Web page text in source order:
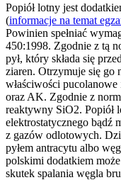
Popiół lotny jest
(informacje na temat
Powinien spełniać
450:1998. Zgodnie z tą
pył, który składa się
ziaren. Otrzymuje się go
właściwości
oraz AK. Zgodnie z
reaktywny SiO2. Popiół
elektrostatycznego bądź
z gazów odlotowych.
pyłem antracytu albo
polskimi dodatkiem
skutek spalania węgla